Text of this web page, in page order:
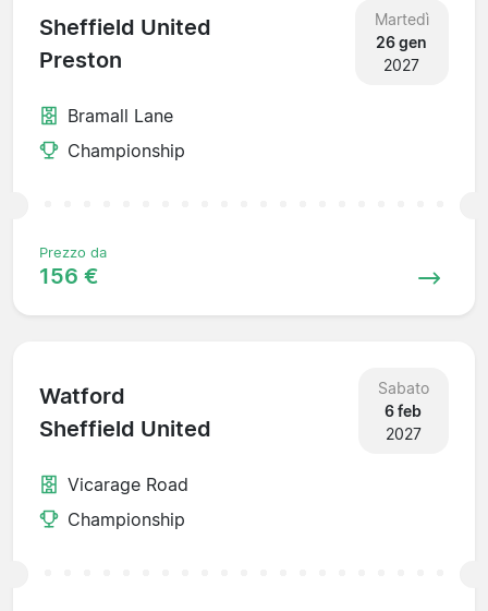
Sheffield United
Preston
Martedì
26 gen
2027
Bramall Lane
Championship
Prezzo da
156 €
Watford
Sheffield United
Sabato
6 feb
2027
Vicarage Road
Championship